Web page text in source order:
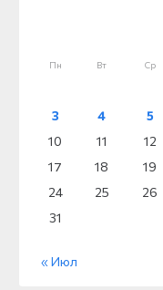
Пн Вт Ср
3
4 5
10
11 12
17
18 19
24
25 26
31
« Июл